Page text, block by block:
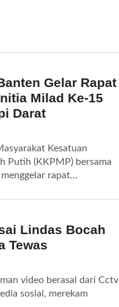
Gelar Rapat
Milad Ke-15
Darat
Kesatuan
Putih (KKPMP) bersama
rapat...
Lindas Bocah
Tewas
video berasal dari Cctv
sosial, merekam